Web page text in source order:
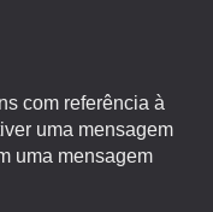
com referência à
uma mensagem
uma mensagem